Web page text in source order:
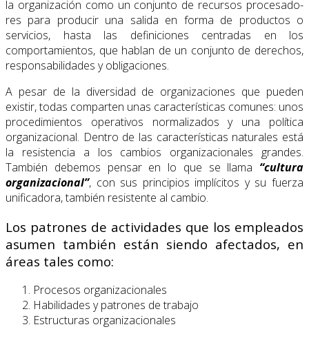
la organización como un conjunto de recursos procesado­
res para producir una salida en forma de productos o
servicios, hasta las definiciones cen­tradas en los
comportamientos, que hablan de un conjunto de derechos,
responsabilida­des y obligaciones.
A pesar de la diversidad de organizaciones que pueden
existir, todas comparten unas características comunes: unos
procedimientos operativos normalizados y una política
organizacional. Dentro de las características naturales está
la resistencia a los cambios organizacionales grandes.
También debemos pensar en lo que se llama “cultura
organizacional”, con sus principios implícitos y su fuerza
unificadora, también resistente al cambio.
Los patrones de actividades que los empleados
asumen también están siendo afectados, en
áreas tales como:
Procesos organizacionales
Habilidades y patrones de trabajo
Estructuras organizacionales